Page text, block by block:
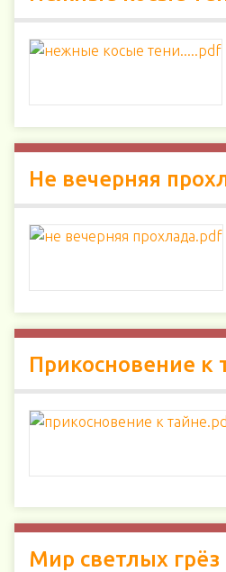
Не вечерняя
Прикосновение к
Мир светлых грёз